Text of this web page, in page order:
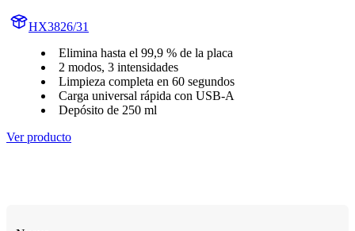
HX3826/31
Elimina hasta el 99,9 % de la placa
2 modos, 3 intensidades
Limpieza completa en 60 segundos
Carga universal rápida con USB-A
Depósito de 250 ml
Ver producto